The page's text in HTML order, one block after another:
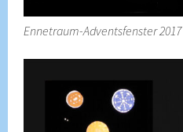
Ennetraum-Adventsfenster 2017